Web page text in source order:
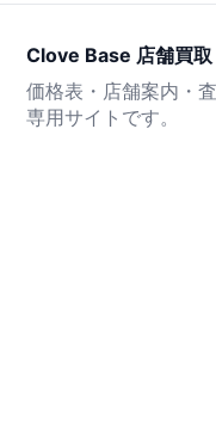
Clove Base 店舗買取
価格表・店舗案内・
専用サイトです。